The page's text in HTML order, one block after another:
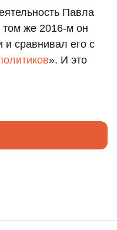
Павла
же 2016-м он
сравнивал его с
». И это